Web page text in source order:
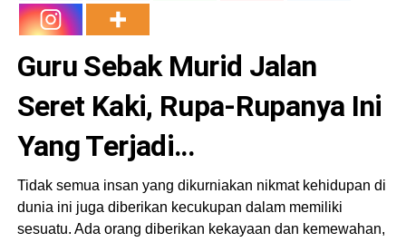
Guru Sebak Murid Jalan
Seret Kaki, Rupa-Rupanya Ini
Yang Terjadi…
Tidak semua insan yang dikurniakan nikmat kehidupan di
dunia ini juga diberikan kecukupan dalam memiliki
sesuatu. Ada orang diberikan kekayaan dan kemewahan,